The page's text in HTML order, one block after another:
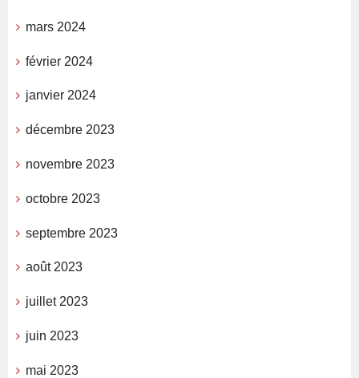
mars 2024
février 2024
janvier 2024
décembre 2023
novembre 2023
octobre 2023
septembre 2023
août 2023
juillet 2023
juin 2023
mai 2023